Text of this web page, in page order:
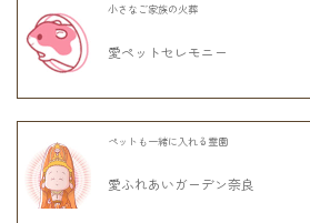
小さなご家族の火葬
愛ペットセレモニー
ペットも一緒に入れる霊園
愛ふれあいガーデン奈良